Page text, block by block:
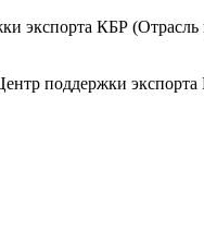
экспорта КБР
поддержки